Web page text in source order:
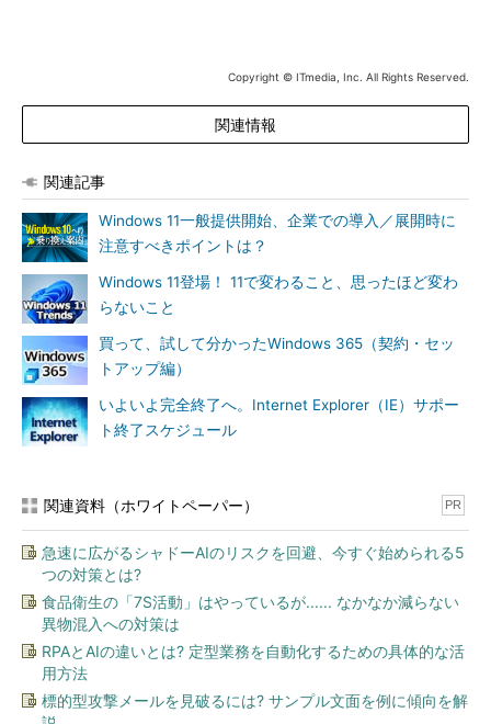
Copyright © ITmedia, Inc. All Rights Reserved.
関連情報
関連記事
Windows 11一般提供開始、企業での導入／展開時に
注意すべきポイントは？
Windows 11登場！ 11で変わること、思ったほど変わ
らないこと
買って、試して分かったWindows 365（契約・セッ
トアップ編）
いよいよ完全終了へ。Internet Explorer（IE）サポー
ト終了スケジュール
関連資料（ホワイトペーパー） PR
急速に広がるシャドーAIのリスクを回避、今すぐ始められる5
つの対策とは?
食品衛生の「7S活動」はやっているが...... なかなか減らない
異物混入への対策は
RPAとAIの違いとは? 定型業務を自動化するための具体的な活
用方法
標的型攻撃メールを見破るには? サンプル文面を例に傾向を解